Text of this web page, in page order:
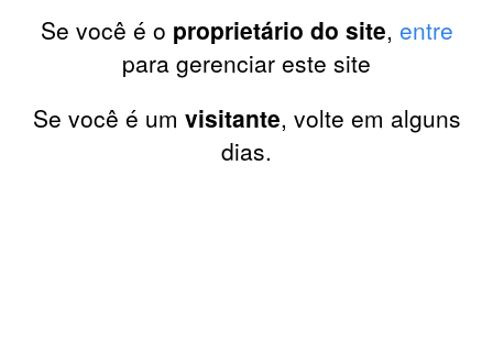
Se você é o proprietário do site, entre
para gerenciar este site
Se você é um visitante, volte em alguns
dias.